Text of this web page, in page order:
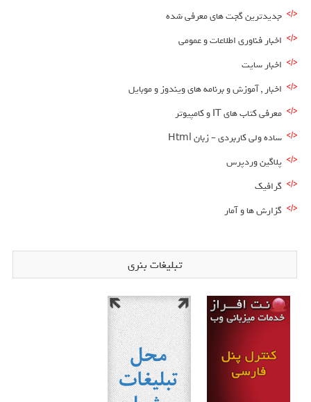
جدیدترین گجت های معرفی شده
اخبار فناوری اطلاعات و عمومی
اخبار سایت
اخبار , آموزش و برنامه های ویندوز و موبایل
معرفی کتاب های IT و کامپیوتر
ساده ولی کاربردی – زبان Html
پلاگین وردپرس
گرافیک
گزارش ها و آمار
تبلیغات بنری